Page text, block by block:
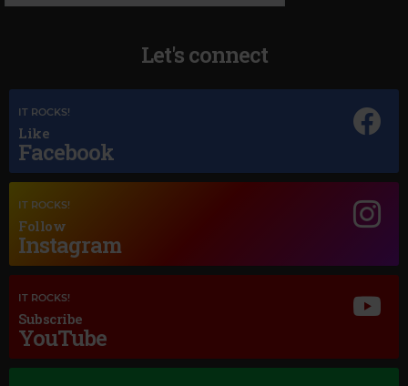
Magic Jazz
Let's connect
IT ROCKS!
Like
Facebook
IT ROCKS!
Follow
Instagram
IT ROCKS!
Subscribe
YouTube